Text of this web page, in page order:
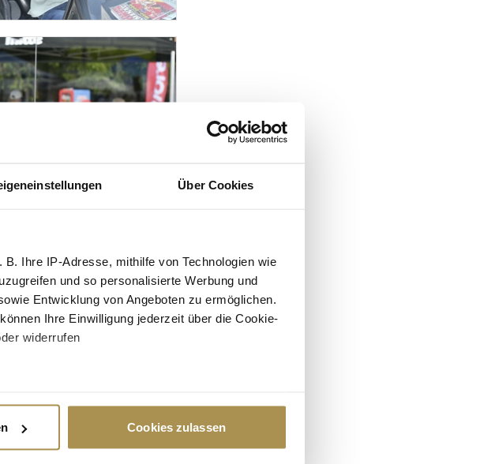
Über Cookies
Ihre IP-Adresse, mithilfe von Technologien wie
und so personalisierte Werbung und
Entwicklung von Angeboten zu ermöglichen.
Ihre Einwilligung jederzeit über die Cookie-
widerrufen
und legen Sie Ihre Präferenzen im
Cookies zulassen